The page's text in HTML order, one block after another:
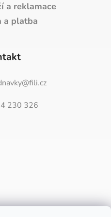
a reklamace
a platba
@fili.cz
230 326